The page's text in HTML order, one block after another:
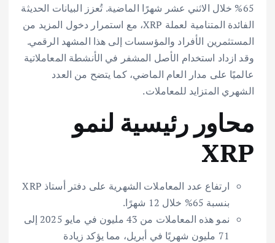
65% خلال الاثني عشر شهرًا الماضية. تُعزز البيانات الحديثة
الفائدة المتنامية لعملة XRP، مع استمرار دخول المزيد من
المستثمرين الأفراد والمؤسسات إلى هذا المشهد الرقمي.
وقد ازداد استخدام الأصل المشفر في الأنشطة المعاملاتية
عالميًا على مدار العام الماضي، كما يتضح من العدد
الشهري المتزايد للمعاملات.
محاور رئيسية لنمو
XRP
ارتفاع عدد المعاملات الشهرية على دفتر أستاذ XRP
بنسبة 65% خلال 12 شهرًا.
نمو هذه المعاملات من 43 مليون في مايو 2025 إلى
71 مليون شهريًا في أبريل، مما يؤكد زيادة